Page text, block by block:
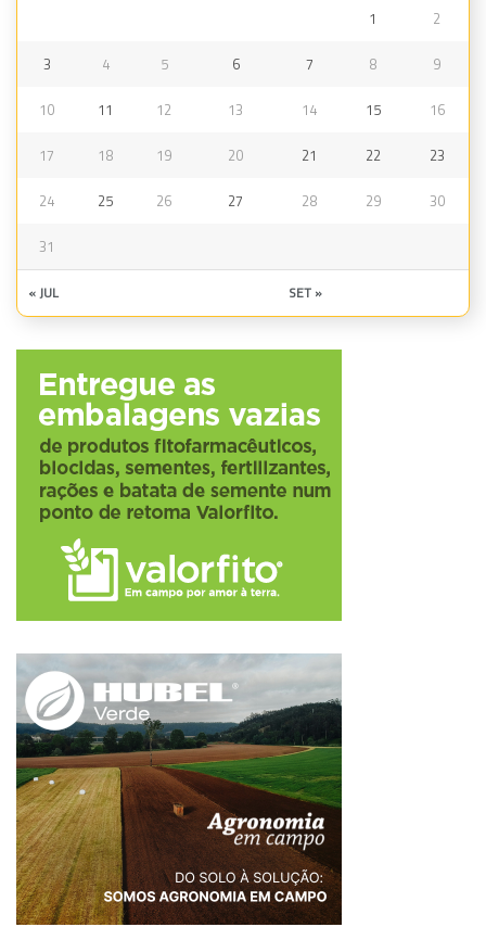
1 2
3 4 5 6 7 8 9
10 11 12 13 14 15 16
17 18 19 20 21 22 23
24 25 26 27 28 29 30
31
« JUL SET »